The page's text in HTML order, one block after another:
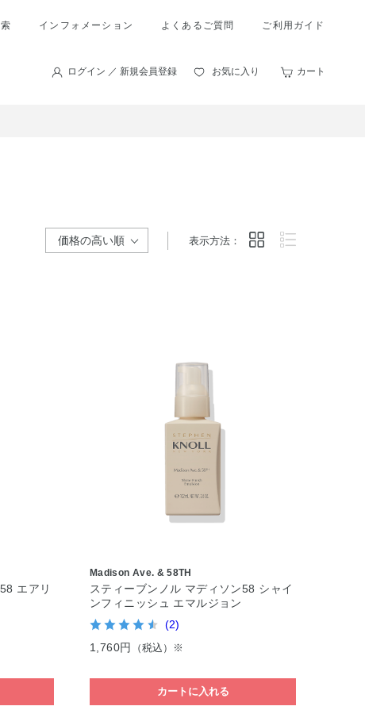
インフォメーション よくあるご質問 ご利用ガイド
ログイン ／ 新規会員登録 お気に入り カート
表示方法：
エアリ
Madison Ave. & 58TH
スティーブンノル マディソン58 シャイ
ンフィニッシュ エマルジョン
(2)
1,760円
（税込）※
カートに入れる